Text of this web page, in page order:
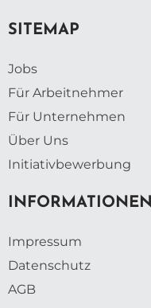
SITEMAP
Jobs
Für Arbeitnehmer
Für Unternehmen
Über Uns
Initiativbewerbung
INFORMATIONEN
Impressum
Datenschutz
AGB